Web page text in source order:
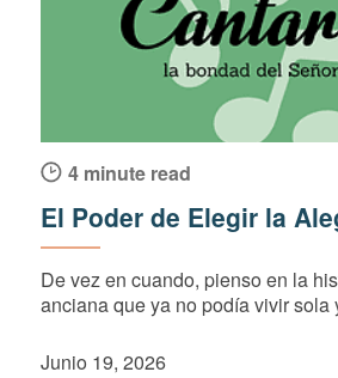
4 minute read
El Poder de Elegir la
De vez en cuando, pienso en la
anciana que ya no podía vivir sola
Junio 19, 2026